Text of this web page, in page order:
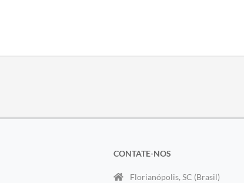
CONTATE-NOS
Florianópolis, SC (Brasil)